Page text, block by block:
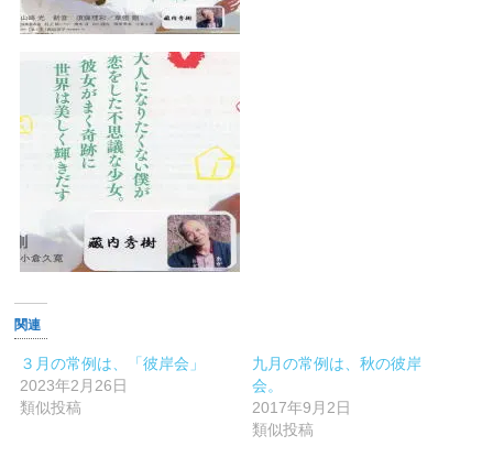
関連
３月の常例は、「彼岸会」
2023年2月26日
類似投稿
九月の常例は、秋の彼岸
会。
2017年9月2日
類似投稿